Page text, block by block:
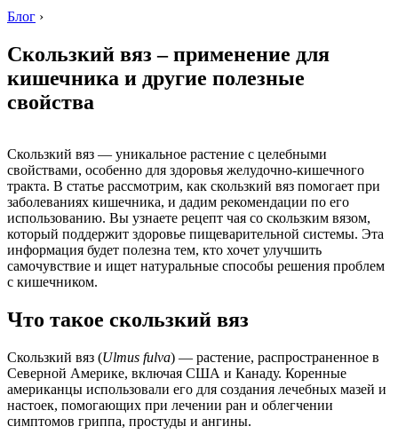
Блог ›
Скользкий вяз – применение для
кишечника и другие полезные
свойства
Скользкий вяз — уникальное растение с целебными
свойствами, особенно для здоровья желудочно-кишечного
тракта. В статье рассмотрим, как скользкий вяз помогает при
заболеваниях кишечника, и дадим рекомендации по его
использованию. Вы узнаете рецепт чая со скользким вязом,
который поддержит здоровье пищеварительной системы. Эта
информация будет полезна тем, кто хочет улучшить
самочувствие и ищет натуральные способы решения проблем
с кишечником.
Что такое скользкий вяз
Скользкий вяз (Ulmus fulva) — растение, распространенное в
Северной Америке, включая США и Канаду. Коренные
американцы использовали его для создания лечебных мазей и
настоек, помогающих при лечении ран и облегчении
симптомов гриппа, простуды и ангины.